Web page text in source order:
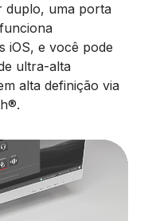
duplo, uma porta
iOS, e você pode
ultra-alta
alta definição via